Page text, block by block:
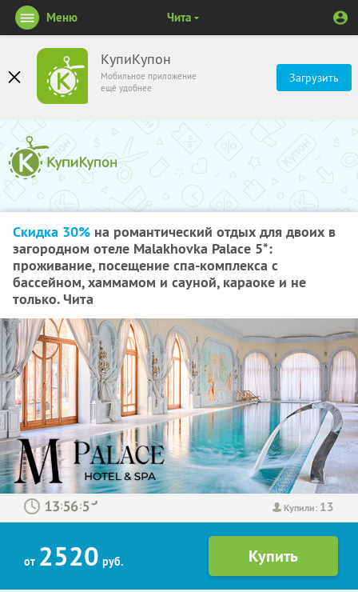
КупиКупон
Мобильное приложение
ещё удобнее
Загрузить
Меню Чита
Скидка 30% на романтический отдых для двоих в
загородном отеле Malakhovka Palace 5*:
проживание, посещение спа-комплекса с
бассейном, хаммамом и сауной, караоке и не
только. Чита
Купили: 13
: :
от 2520 руб.